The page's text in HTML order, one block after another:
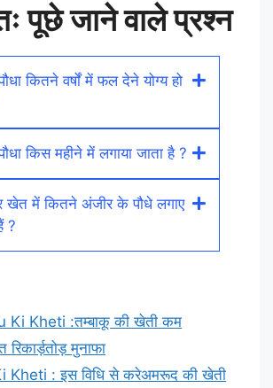
पूछे जाने वाले प्रश्न
कितने वर्षों में फल देने योग्य हो
किस महीने में लगाया जाता है ?
खेत में कितने अंजीर के पौधे लगाए
?
Ki Kheti :तम्बाकू की खेती कम
मुनाफा
Kheti : इस विधि से करेअमरूद की खेती